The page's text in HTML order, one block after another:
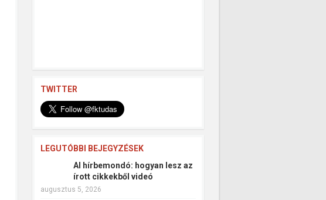
TWITTER
LEGUTÓBBI BEJEGYZÉSEK
AI hírbemondó: hogyan lesz az
írott cikkekből videó
augusztus 5, 2026